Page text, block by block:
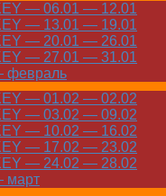
— 06.01 — 12.01
— 13.01 — 19.01
— 20.01 — 26.01
— 27.01 — 31.01
февраль
— 01.02 — 02.02
— 03.02 — 09.02
— 10.02 — 16.02
— 17.02 — 23.02
— 24.02 — 28.02
март